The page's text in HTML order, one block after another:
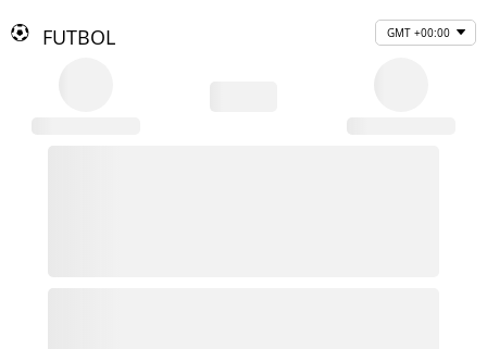
FUTBOL GMT +00:00